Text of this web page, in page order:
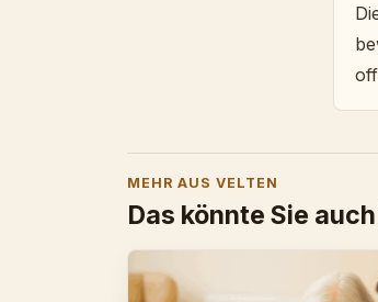
MEHR AUS VELTEN
Das könnte Sie